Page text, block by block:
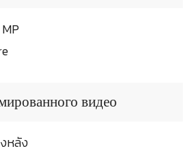
видео
หลัง